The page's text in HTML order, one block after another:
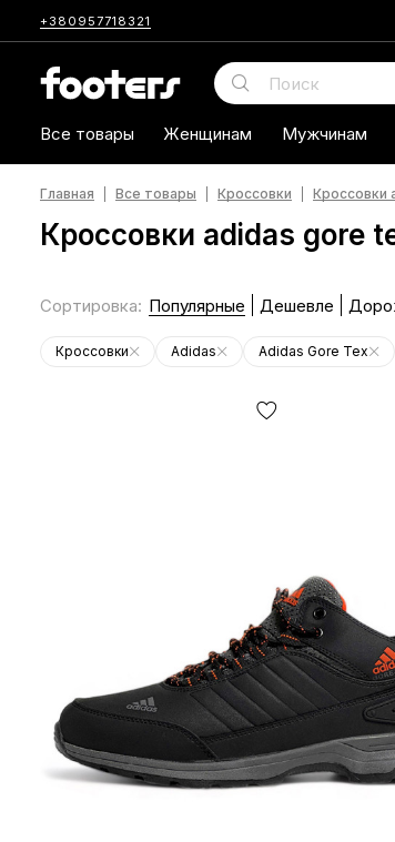
+380957718321
Все товары Женщинам Мужчинам
Главная Все товары Кроссовки Кроссовки
Кроссовки adidas gore
Сортировка: Популярные Дешевле
Кроссовки Adidas Adidas Gore Tex